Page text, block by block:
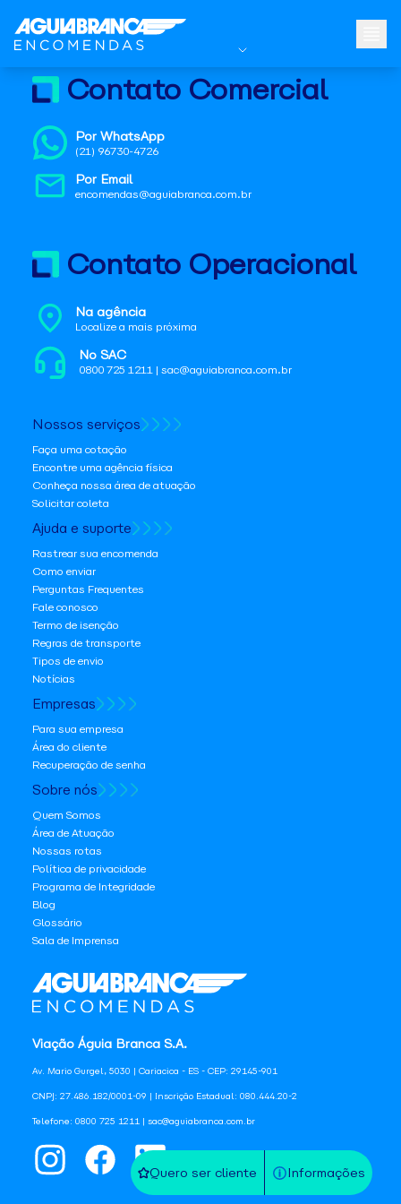
Quero ser cliente Informações
Viação Águia Branca S.A.
Av. Mario Gurgel, 5030 | Cariacica - ES - CEP: 29145-901
CNPJ: 27.486.182/0001-09 | Inscrição Estadual: 080.444.20-2
Telefone: 0800 725 1211 | sac@aguiabranca.com.br
Contato Comercial
Por WhatsApp
(21) 96730-4726
Por Email
encomendas@aguiabranca.com.br
Contato Operacional
Na agência
Localize a mais próxima
No SAC
0800 725 1211 | sac@aguiabranca.com.br
Nossos serviços
Faça uma cotação
Encontre uma agência física
Conheça nossa área de atuação
Solicitar coleta
Ajuda e suporte
Rastrear sua encomenda
Como enviar
Perguntas Frequentes
Fale conosco
Termo de isenção
Regras de transporte
Tipos de envio
Notícias
Empresas
Para sua empresa
Área do cliente
Recuperação de senha
Sobre nós
Quem Somos
Área de Atuação
Nossas rotas
Política de privacidade
Programa de Integridade
Blog
Glossário
Sala de Imprensa